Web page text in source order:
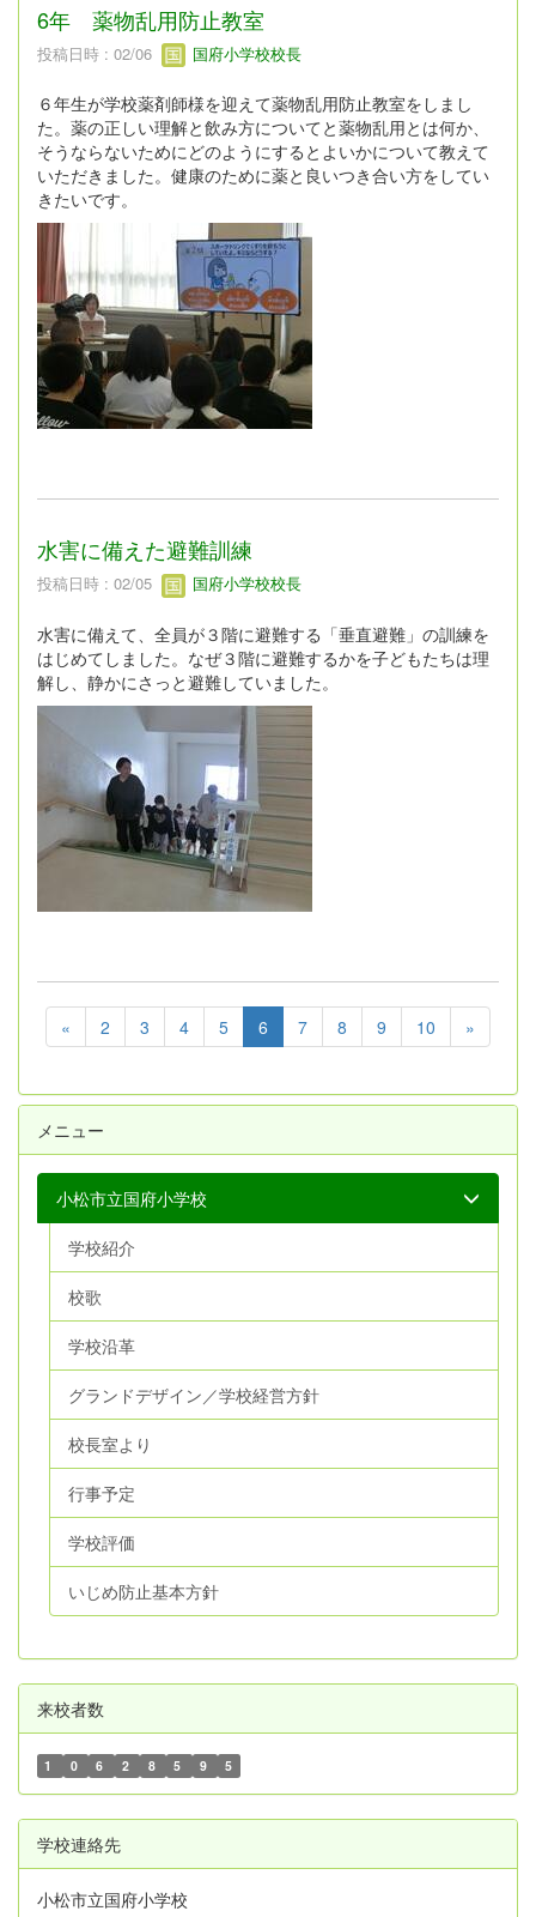
6年 薬物乱用防止教室
投稿日時 : 02/06 国府小学校校長
６年生が学校薬剤師様を迎えて薬物乱用防止教室をしまし
た。薬の正しい理解と飲み方についてと薬物乱用とは何か、
そうならないためにどのようにするとよいかについて教えて
いただきました。健康のために薬と良いつき合い方をしてい
きたいです。
水害に備えた避難訓練
投稿日時 : 02/05 国府小学校校長
水害に備えて、全員が３階に避難する「垂直避難」の訓練を
はじめてしました。なぜ３階に避難するかを子どもたちは理
解し、静かにさっと避難していました。
« 2 3 4 5 6 7 8 9 10 »
メニュー
小松市立国府小学校
学校紹介
校歌
学校沿革
グランドデザイン／学校経営方針
校長室より
行事予定
学校評価
いじめ防止基本方針
来校者数
1 0 6 2 8 5 9 5
学校連絡先
小松市立国府小学校